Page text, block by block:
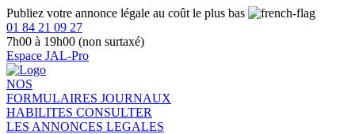
Publiez votre annonce légale au coût le plus bas
01 84 21 09 27
7h00 à 19h00 (non surtaxé)
Espace JAL-Pro
NOS
FORMULAIRES JOURNAUX
HABILITES CONSULTER
LES ANNONCES LEGALES